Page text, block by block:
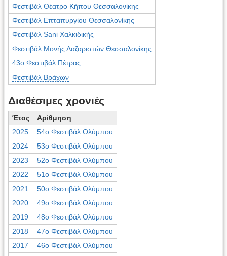
Φεστιβάλ Θέατρο Κήπου Θεσσαλονίκης
Φεστιβάλ Επταπυργίου Θεσσαλονίκης
Φεστιβάλ Sani Χαλκιδικής
Φεστιβάλ Μονής Λαζαριστών Θεσσαλονίκης
43ο Φεστιβάλ Πέτρας
Φεστιβάλ Βράχων
Διαθέσιμες χρονιές
Έτος
Αρίθμηση
2025
54ο Φεστιβάλ Ολύμπου
2024
53ο Φεστιβάλ Ολύμπου
2023
52ο Φεστιβάλ Ολύμπου
2022
51ο Φεστιβάλ Ολύμπου
2021
50ο Φεστιβάλ Ολύμπου
2020
49ο Φεστιβάλ Ολύμπου
2019
48ο Φεστιβάλ Ολύμπου
2018
47ο Φεστιβάλ Ολύμπου
2017
46ο Φεστιβάλ Ολύμπου